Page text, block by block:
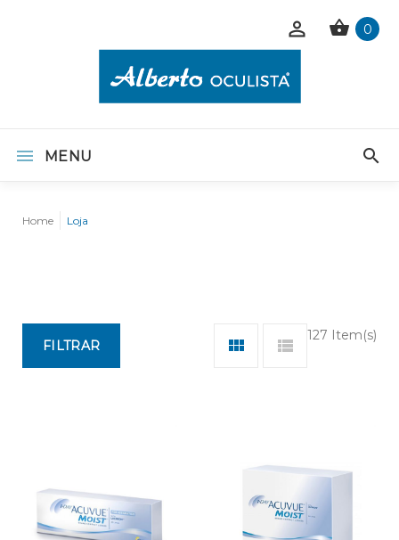
0
MENU
Home Loja
127 Item(s)
FILTRAR